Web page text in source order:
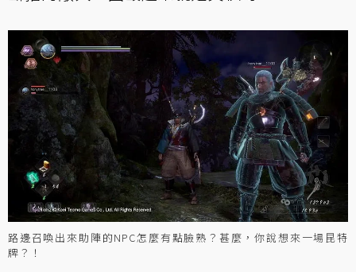
路邊召喚出來助陣的NPC怎麼有點臉熟？甚麼，你說想來一場昆特
牌？！